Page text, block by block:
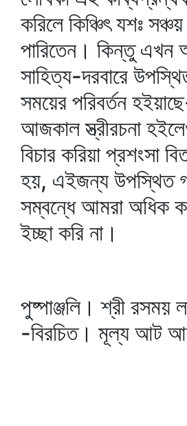
করিলে কিঞ্চিৎ যশঃ
পারিতেন। কিন্তু এখন
সাহিত্য-দরবারে
সময়ের পরিবর্তন
আজকাল স্ত্রীরচনা
বিচার করিয়া প্রশংসা
হয়, এইজন্য উপস্থিত
সম্বন্ধে আমরা অধিক
ইচ্ছা করি না।
পুষ্পাঞ্জলি। শ্রী রসময়
-বিরচিত। মূল্য আট